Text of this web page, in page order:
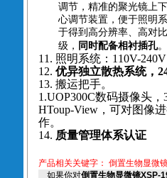
调节，精准的聚光镜上
心调节装置，便于照明
于得到高分辨率、高对
级， 同时配备相衬插孔。
11. 照明系统：110V-
12. 优异独立散热系统，
13. 搬运把手。
1.UOP300C数码摄像头，
HToup-View，可对图像
作。
14. 质量管理体系认证
产品相关关键字： 倒置生物显微
如果你对倒置生物显微镜XSP-